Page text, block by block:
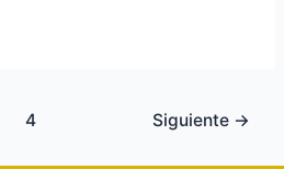
4 Siguiente →